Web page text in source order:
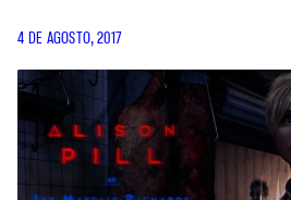
4 DE AGOSTO, 2017